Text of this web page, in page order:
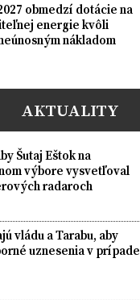
obmedzí dotácie na
energie kvôli
nákladom
AKTUALITY
Šutaj Eštok na
výbore vysvetľoval
radaroch
vládu a Tarabu, aby
uznesenia v prípade